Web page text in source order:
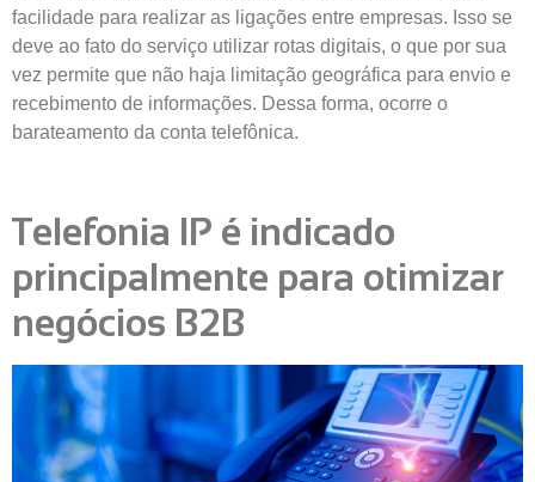
facilidade para realizar as ligações entre empresas. Isso se
deve ao fato do serviço utilizar rotas digitais, o que por sua
vez permite que não haja limitação geográfica para envio e
recebimento de informações. Dessa forma, ocorre o
barateamento da conta telefônica.
Telefonia IP é indicado
principalmente para otimizar
negócios B2B